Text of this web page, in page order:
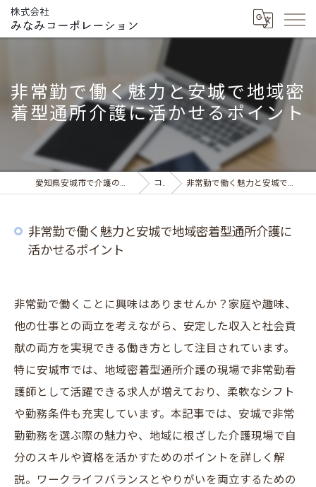
非常勤で働く魅力と安城で地域密
着型通所介護に活かせるポイント
愛知県安城市で介護の求人ならデイサービス みなみの風 コラム 非常勤で働く魅力と安城で地域密着型通所介護に活かせるポイント
非常勤で働く魅力と安城で地域密着型通所介護に
活かせるポイント
非常勤で働くことに興味はありませんか？家庭や趣味、
他の仕事との両立を考えながら、安定した収入と社会貢
献の両方を実現できる働き方として注目されています。
特に安城市では、地域密着型通所介護の現場で非常勤看
護師として活躍できる求人が増えており、柔軟なシフト
や勤務条件も充実しています。本記事では、安城で非常
勤勤務を選ぶ際の魅力や、地域に根ざした介護現場で自
分のスキルや資格を活かすためのポイントを詳しく解
説。ワークライフバランスとやりがいを両立するための